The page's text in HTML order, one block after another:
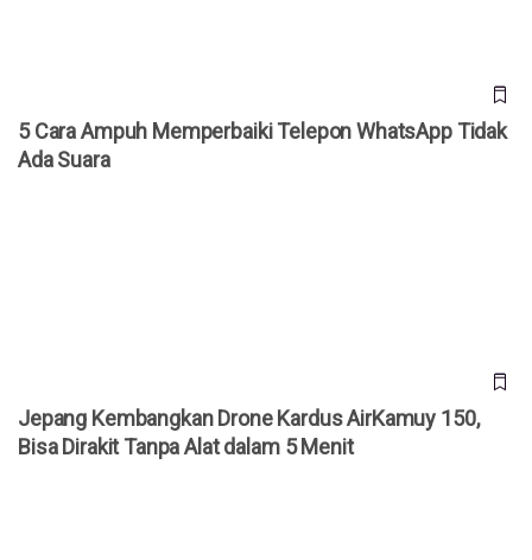
5 Cara Ampuh Memperbaiki Telepon WhatsApp Tidak
Ada Suara
Jepang Kembangkan Drone Kardus AirKamuy 150,
Bisa Dirakit Tanpa Alat dalam 5 Menit